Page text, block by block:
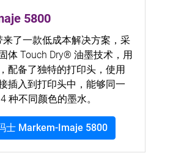
5800
来了一款低成本解决方案，采
体 Touch Dry® 油墨技术，用
配备了独特的打印头，使用
插入到打印头中，能够同一
种不同颜色的墨水。
士 Markem-Imaje 5800